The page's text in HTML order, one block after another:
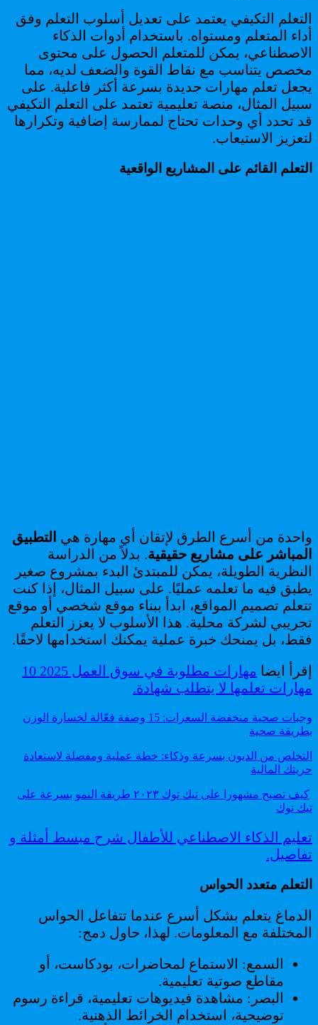
التعلم التكيفي يعتمد على تعديل أسلوب التعلم وفق
أداء المتعلم ومستواه. باستخدام أدوات الذكاء
الاصطناعي، يمكن للمتعلم الحصول على محتوى
مخصص يتناسب مع نقاط القوة والضعف لديه، مما
يجعل تعلم مهارات جديدة بسرعة أكثر فاعلية. على
سبيل المثال، منصة تعليمية تعتمد على التعلم التكيفي
قد تحدد أي وحدات تحتاج لممارسة إضافية وتكرارها
لتعزيز الاستيعاب.
التعلم القائم على المشاريع الواقعية
واحدة من أسرع الطرق لإتقان أي مهارة هي التطبيق
المباشر على مشاريع حقيقية. بدلاً من الدراسة
النظرية الطويلة، يمكن للمبتدئ البدء بمشروع صغير
يطبق فيه ما تعلمه عمليًا. على سبيل المثال، إذا كنت
تتعلم تصميم المواقع، ابدأ ببناء موقع شخصي أو موقع
تجريبي لشركة محلية. هذا الأسلوب لا يعزز التعلم
فقط، بل يمنحك خبرة عملية يمكنك استخدامها لاحقًا.
إقرأ ايضا
مهارات مطلوبة في سوق العمل 2025 10
مهارات تعلمها لا يتطلب شهادة.
وجبات صحية منخفضة السعرات: 15 وصفة فعّالة لخسارة الوزن
بطريقة صحية
التخلص من الديون بسرعة وذكاء: خطة عملية ومفصلة لاستعادة
حريتك المالية
كيف تصبح مشهورا على تيك توك ٢٠٢٣ طريقة النمو بسرعة على
تيك توك
تعليم الذكاء الاصطناعي للأطفال شرح مبسط أمثلة و
تفاصيل.
التعلم متعدد الحواس
الدماغ يتعلم بشكل أسرع عندما تتفاعل الحواس
المختلفة مع المعلومات. لهذا، حاول دمج:
السمع: الاستماع لمحاضرات، بودكاست، أو
مقاطع صوتية تعليمية.
البصر: مشاهدة فيديوهات تعليمية، قراءة رسوم
توضيحية، استخدام الخرائط الذهنية.